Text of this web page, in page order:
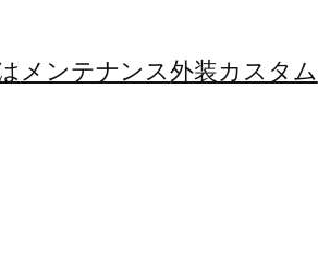
メンテナンス外装カスタム